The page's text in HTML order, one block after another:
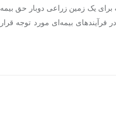
یک زمین زراعی دوبار حق بیمه
بیمه‌ای مورد توجه قرار